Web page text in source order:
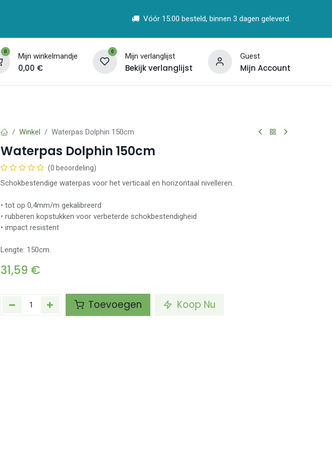
Vóór 15:00 besteld, binnen 3 dagen geleverd.
0 Mijn winkelmandje
0,00 €
0 Mijn verlanglijst
Bekijk verlanglijst
Guest
Mijn Account
Winkel Waterpas Dolphin 150cm
Waterpas Dolphin 150cm
(0 beoordeling)
Schokbestendige waterpas voor het verticaal en horizontaal nivelleren.
• tot op 0,4mm/m gekalibreerd
• rubberen kopstukken voor verbeterde schokbestendigheid
• impact resistent
Lengte: 150cm.
31,59 €
Toevoegen Koop Nu